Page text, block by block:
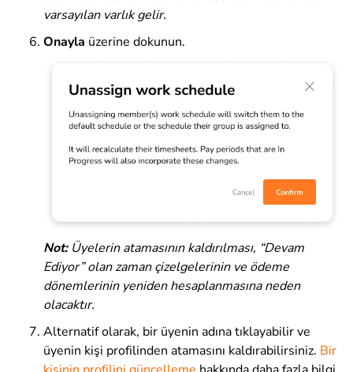
varsayılan varlık gelir.
Onayla üzerine dokunun.
Not: Üyelerin atamasının kaldırılması, “Devam
Ediyor” olan zaman çizelgelerinin ve ödeme
dönemlerinin yeniden hesaplanmasına neden
olacaktır.
Alternatif olarak, bir üyenin adına tıklayabilir ve
üyenin kişi profilinden atamasını kaldırabilirsiniz. Bir